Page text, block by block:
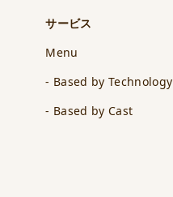
サービス
Menu
- Based by Technology
- Based by Cast